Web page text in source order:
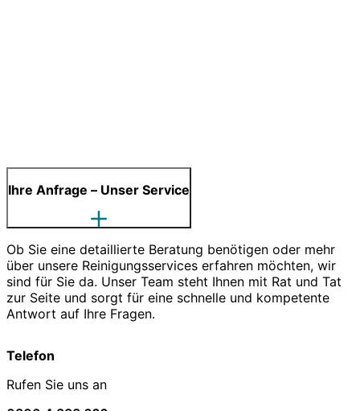
Ihre Anfrage – Unser Service
Ob Sie eine detaillierte Beratung benötigen oder mehr
über unsere Reinigungsservices erfahren möchten, wir
sind für Sie da. Unser Team steht Ihnen mit Rat und Tat
zur Seite und sorgt für eine schnelle und kompetente
Antwort auf Ihre Fragen.
Telefon
Rufen Sie uns an